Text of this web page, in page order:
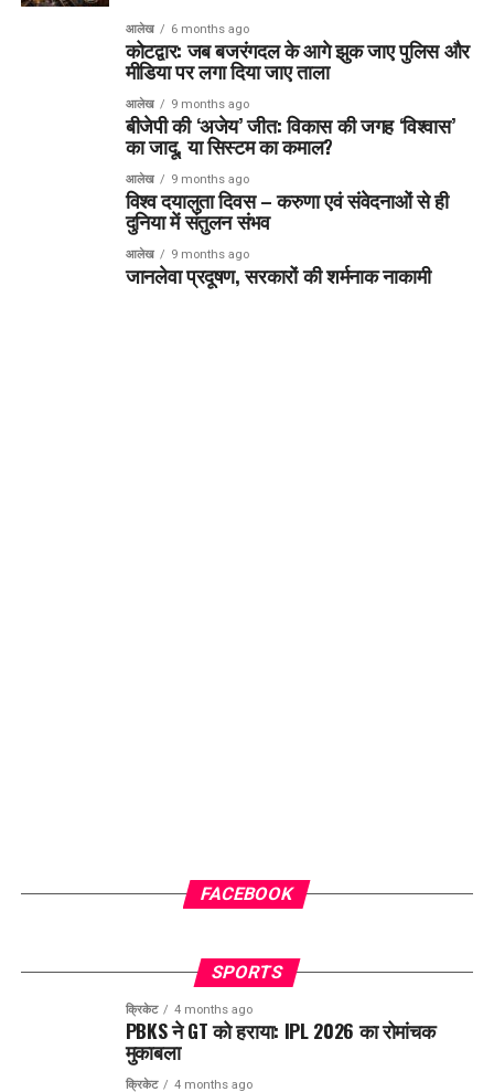
आलेख 6 months ago
कोटद्वार: जब बजरंगदल के आगे झुक जाए पुलिस और
मीडिया पर लगा दिया जाए ताला
आलेख 9 months ago
बीजेपी की ‘अजेय’ जीत: विकास की जगह ‘विश्वास’
का जादू, या सिस्टम का कमाल?
आलेख 9 months ago
विश्व दयालुता दिवस – करुणा एवं संवेदनाओं से ही
दुनिया में संतुलन संभव
आलेख 9 months ago
जानलेवा प्रदूषण, सरकारों की शर्मनाक नाकामी
FACEBOOK
SPORTS
क्रिकेट 4 months ago
PBKS ने GT को हराया: IPL 2026 का रोमांचक
मुकाबला
क्रिकेट 4 months ago